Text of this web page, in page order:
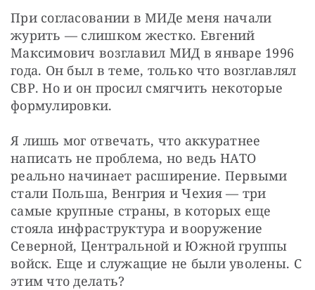
При согласовании в МИДе меня начали
журить — слишком жестко. Евгений
Максимович возглавил МИД в январе 1996
года. Он был в теме, только что возглавлял
СВР. Но и он просил смягчить некоторые
формулировки.
Я лишь мог отвечать, что аккуратнее
написать не проблема, но ведь НАТО
реально начинает расширение. Первыми
стали Польша, Венгрия и Чехия — три
самые крупные страны, в которых еще
стояла инфраструктура и вооружение
Северной, Центральной и Южной группы
войск. Еще и служащие не были уволены. С
этим что делать?